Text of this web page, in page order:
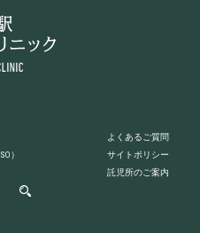
）
よくあるご質問
サイトポリシー
託児所のご案内